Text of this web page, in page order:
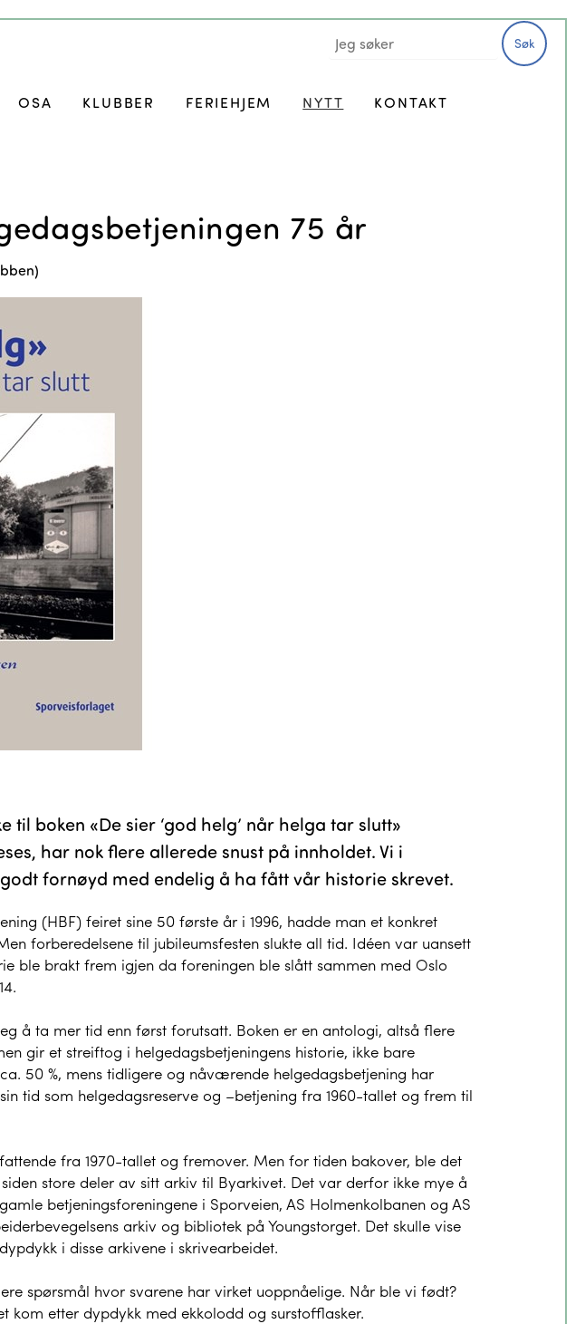
OSA KLUBBER FERIEHJEM NYTT KONTAKT
Søk
75 år
)
til boken «De sier ‘god helg’ når helga tar slutt»
har nok flere allerede snust på innholdet. Vi i
fornøyd med endelig å ha fått vår historie skrevet.
(HBF) feiret sine 50 første år i 1996, hadde man et konkret
forberedelsene til jubileumsfesten slukte all tid. Idéen var uansett
ble brakt frem igjen da foreningen ble slått sammen med Oslo
å ta mer tid enn først forutsatt. Boken er en antologi, altså flere
gir et streiftog i helgedagsbetjeningens historie, ikke bare
50 %, mens tidligere og nåværende helgedagsbetjening har
tid som helgedagsreserve og –betjening fra 1960-tallet og frem til
fra 1970-tallet og fremover. Men for tiden bakover, ble det
store deler av sitt arkiv til Byarkivet. Det var derfor ikke mye å
betjeningsforeningene i Sporveien, AS Holmenkolbanen og AS
arkiv og bibliotek på Youngstorget. Det skulle vise
i disse arkivene i skrivearbeidet.
spørsmål hvor svarene har virket uoppnåelige. Når ble vi født?
kom etter dypdykk med ekkolodd og surstofflasker.